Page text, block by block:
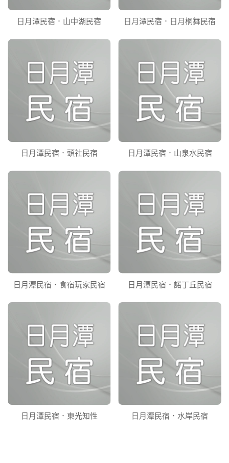
日月潭民宿．山中湖民宿 日月潭民宿．日月桐舞民宿
日月潭民宿．頭社民宿 日月潭民宿．山泉水民宿
日月潭民宿．食宿玩家民宿 日月潭民宿．諾丁丘民宿
日月潭民宿．東光知性 日月潭民宿．水岸民宿